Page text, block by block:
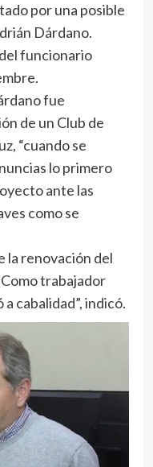
por una posible
Dárdano.
funcionario
fue
de un Club de
“cuando se
lo primero
ante las
como se
la renovación del
trabajador
cabalidad”, indicó.